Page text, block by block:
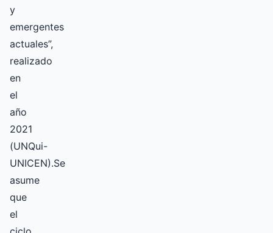
y
emergentes
actuales”,
realizado
en
el
año
2021
(UNQui-
UNICEN).Se
asume
que
el